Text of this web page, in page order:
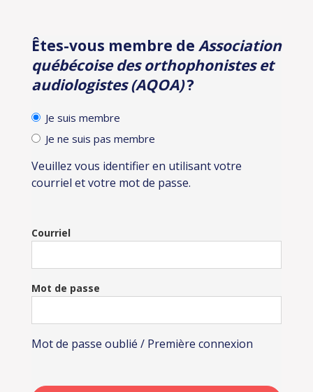
Identification
Êtes-vous membre de Association
québécoise des orthophonistes et
audiologistes (AQOA)?
Je suis membre
Je ne suis pas membre
Veuillez vous identifier en utilisant votre
courriel et votre mot de passe.
Courriel
Mot de passe
Mot de passe oublié / Première connexion